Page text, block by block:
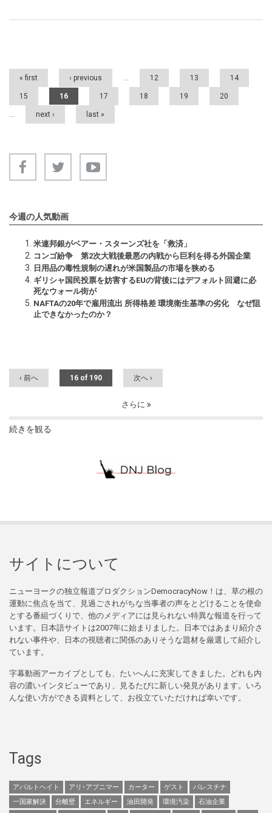
Pages
« first ‹ previous … 12 13 14
15 16 17 18 19 20
… next › last »
今週の人気動画
米連邦銀がベアー・スターンズ社を「救済」
コンゴ紛争 第2次大戦後最悪の内戦から巨利を得る外国企業
日用品の毒性規制の遅れが米国製品の市場を狭める
ギリシャ国民投票を妨害するEUの背後にはデフォルト回避に必
死なウォール街が
NAFTAの20年で雇用流出 所得格差 環境衛生基準の劣化 なぜ阻
止できなかったのか？
‹ 前へ 16 of 190 次へ ›
さらに
続きを観る
サイトについて
ニューヨークの独立報道プロダクションDemocracyNow！は、草の根の
運動に焦点を当て、見過ごされがちな当事者の声をとどけることを使命
とする番組づくりで、他のメディアには見られない特異な報道を行って
います。日本語サイトは2007年に始まりました。日本ではあまり紹介さ
れない事件や、日本の視聴者に関係のありそうな題材を厳選して紹介し
ています。
字幕動画アーカイブとしても、たいへんに充実してきました。どれも内
容の濃いインタビューであり、見るたびに新しい発見があります。いろ
んな使い方ができる資料として、お役立ていただければ幸いです。
Tags
アパルトヘイト アリ･アブニマー カーター ゲスト
パレスチナ
一国家解決
分離壁 エネルギー 油田開発 環境汚染
石油企業